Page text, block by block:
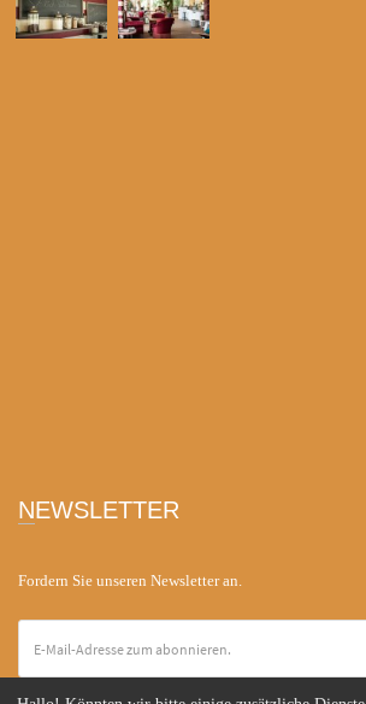
NEWSLETTER
Fordern Sie unseren Newsletter an.